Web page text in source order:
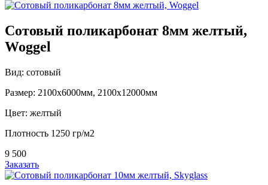
Сотовый поликарбонат 8мм желтый,
Woggel
Вид: сотовый
Размер: 2100х6000мм, 2100х12000мм
Цвет: желтый
Плотность 1250 гр/м2
9 500
Заказать